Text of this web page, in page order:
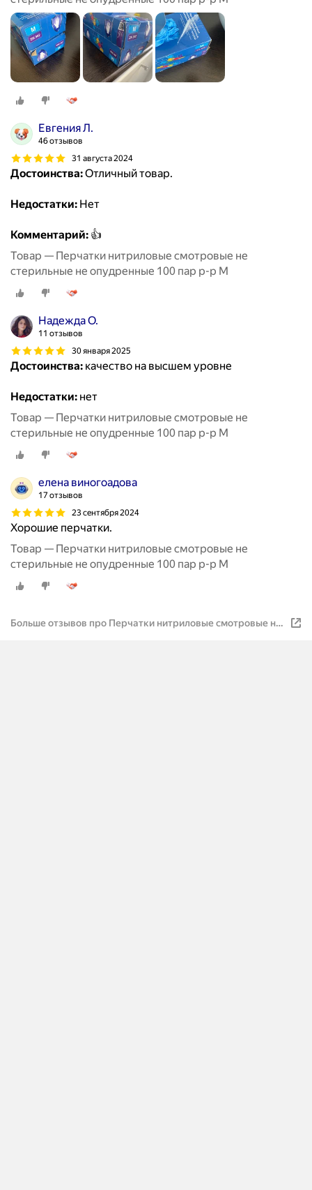
Евгения Л.
46 отзывов
31 августа 2024
Достоинства:Отличный товар.
Недостатки: Нет
Комментарий: 👍
Товар — Перчатки нитриловые смотровые не
стерильные не опудренные 100 пар р-р М
Надежда О.
11 отзывов
30 января 2025
Достоинства: качество на высшем уровне
Недостатки: нет
Товар — Перчатки нитриловые смотровые не
стерильные не опудренные 100 пар р-р М
елена виногоадова
17 отзывов
23 сентября 2024
Хорошие перчатки.
Товар — Перчатки нитриловые смотровые не
стерильные не опудренные 100 пар р-р М
Больше отзывов про Перчатки нитриловые смотровые не